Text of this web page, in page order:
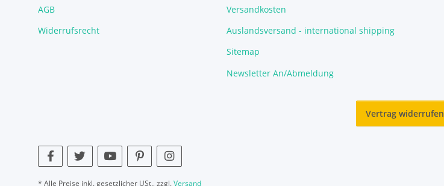
AGB
Widerrufsrecht
Versandkosten
Auslandsversand - international shipping
Sitemap
Newsletter An/Abmeldung
Vertrag widerrufen
* Alle Preise inkl. gesetzlicher USt., zzgl.Versand